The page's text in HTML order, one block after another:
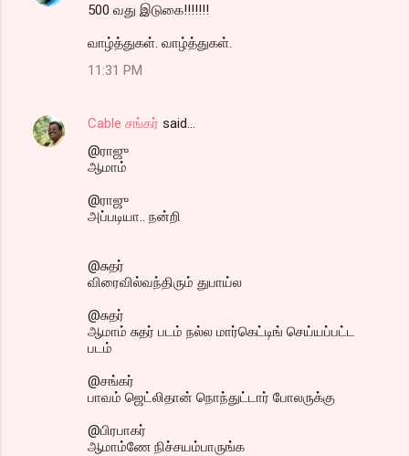
500 வது இடுகை!!!!!!!
வாழ்த்துகள். வாழ்த்துகள்.
11:31 PM
Cable சங்கர் said…
@ராஜு
ஆமாம்
@ராஜு
அப்படியா.. நன்றி
@சுதர்
விரைவில்வந்திரும் துபாய்ல
@சுதர்
ஆமாம் சுதர் படம் நல்ல மார்கெட்டிங் செய்யப்பட்ட
படம்
@சங்கர்
பாவம் ஜெட்லிதான் நொந்துட்டார் போலருக்கு
@பிரபாகர்
ஆமாம்ணே நிச்சயம்பாருங்க